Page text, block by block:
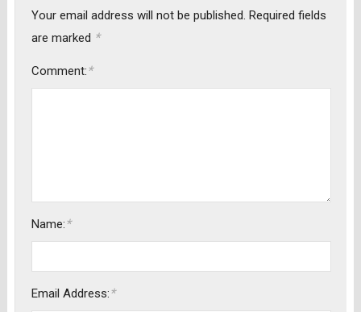
Your email address will not be published. Required fields
are marked *
Comment:*
Name:*
Email Address:*